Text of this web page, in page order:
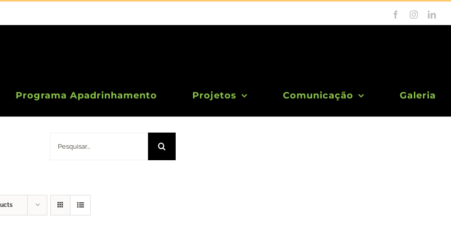
FacebookInstagram
Programa Apadrinhamento Projetos Comunicação Galeria